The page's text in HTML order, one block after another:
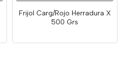
Frijol Carg/Rojo Herradura X
500 Grs